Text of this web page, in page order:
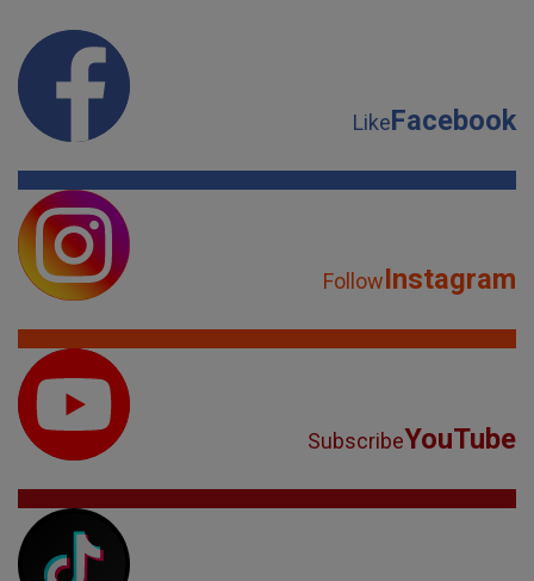
LikeFacebook
FollowInstagram
SubscribeYouTube